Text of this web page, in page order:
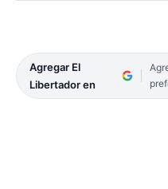
Agregar El
Libertador en